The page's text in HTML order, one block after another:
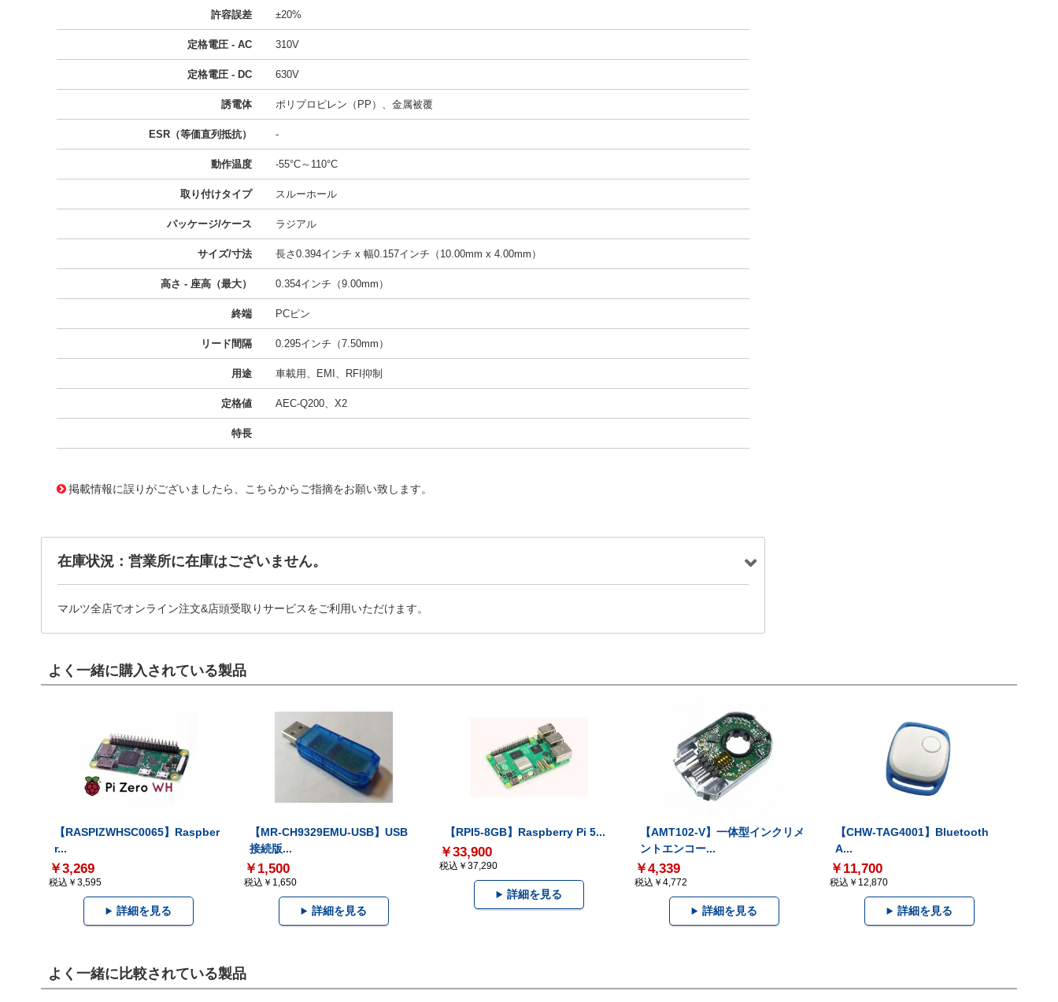
許容誤差 ±20%
定格電圧 - AC 310V
定格電圧 - DC 630V
誘電体 ポリプロピレン（PP）、金属被覆
ESR（等価直列抵抗） -
動作温度 -55°C～110°C
取り付けタイプ スルーホール
パッケージ/ケース ラジアル
サイズ/寸法 長さ0.394インチ x 幅0.157インチ（10.00mm x 4.00mm）
高さ - 座高（最大） 0.354インチ（9.00mm）
終端 PCピン
リード間隔 0.295インチ（7.50mm）
用途 車載用、EMI、RFI抑制
定格値 AEC-Q200、X2
特長
掲載情報に誤りがございましたら、こちらからご指摘をお願い致します。
在庫状況：営業所に在庫はございません。
マルツ全店でオンライン注文&店頭受取りサービスをご利用いただけます。
よく一緒に購入されている製品
【RASPIZWHSC0065】Raspber
r...
￥3,269
税込￥3,595
詳細を見る
【MR-CH9329EMU-USB】USB
接続版...
￥1,500
税込￥1,650
詳細を見る
【RPI5-8GB】Raspberry Pi 5...
￥33,900
税込￥37,290
詳細を見る
【AMT102-V】一体型インクリメ
ントエンコー...
￥4,339
税込￥4,772
詳細を見る
【CHW-TAG4001】Bluetooth
A...
￥11,700
税込￥12,870
詳細を見る
よく一緒に比較されている製品